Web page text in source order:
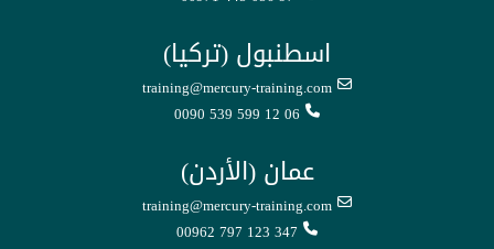
اسطنبول (تركيا)
training@mercury-training.com
0090 539 599 12 06
عمان (الأردن)
training@mercury-training.com
00962 797 123 347